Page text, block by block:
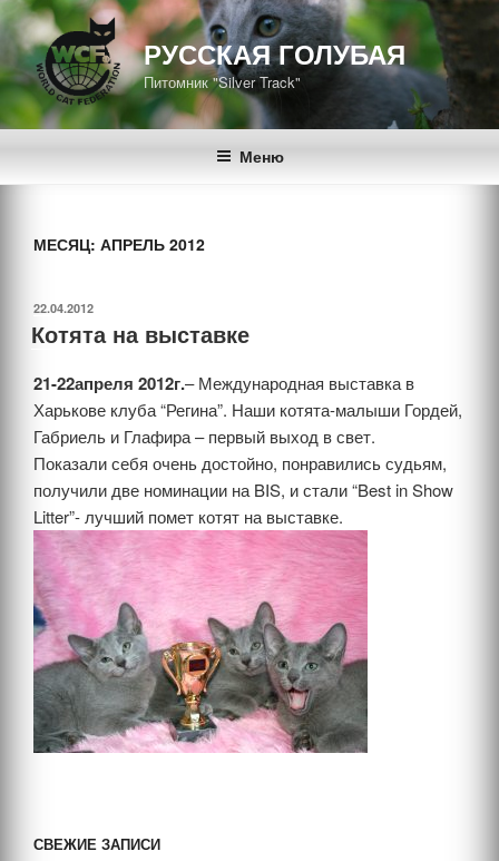
Перейти
содержимому
РУССКАЯ ГОЛУБАЯ
Питомник "Silver Track"
Меню
МЕСЯЦ: АПРЕЛЬ 2012
ОПУБЛИКОВАНО
22.04.2012
Котята на выставке
21-22апреля 2012г.– Международная выставка в
Харькове клуба “Регина”. Наши котята-малыши Гордей,
Габриель и Глафира – первый выход в свет.
Показали себя очень достойно, понравились судьям,
получили две номинации на BIS, и стали “Best in Show
Litter”- лучший помет котят на выставке.
СВЕЖИЕ ЗАПИСИ